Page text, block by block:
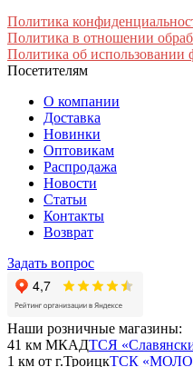
Политика
Политика в отношении
Политика об использовании
Посетителям
О компании
Доставка
Новинки
Оптовикам
Распродажа
Новости
Статьи
Контакты
Возврат
Задать вопрос
Наши розничные магазины:
41 км МКАДТСЯ
1 км от г.ТроицкТСК